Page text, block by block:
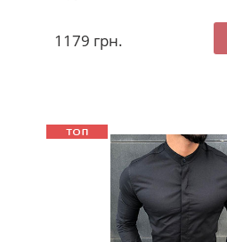
1179 грн.